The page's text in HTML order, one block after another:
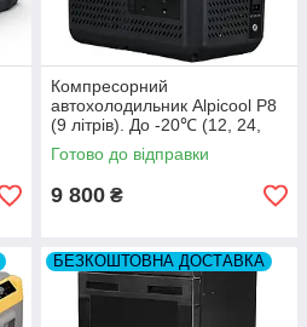
Компресорний
автохолодильник Alpicool P8
(9 літрів). До -20℃ (12, 24,
220 вольт)
Готово до відправки
9 800 ₴
БЕЗКОШТОВНА ДОСТАВКА